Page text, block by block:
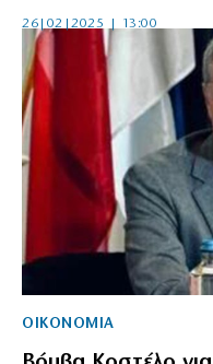
26|02|2025 | 13:00
ΟΙΚΟΝΟΜΙΑ